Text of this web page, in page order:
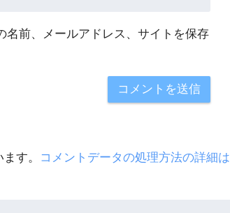
名前、メールアドレス、サイトを保存
す。
コメントデータの処理方法の詳細は